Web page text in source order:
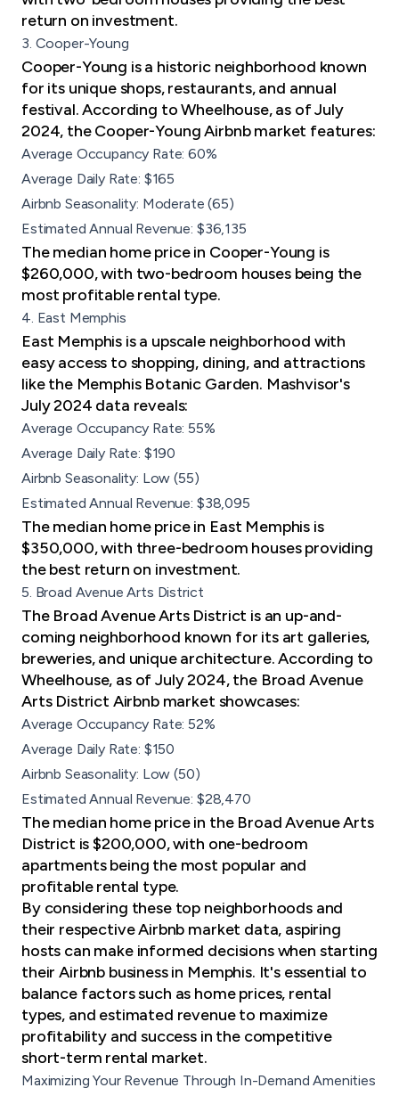
return on investment.
3. Cooper-Young
Cooper-Young is a historic neighborhood known
for its unique shops, restaurants, and annual
festival. According to Wheelhouse, as of July
2024, the Cooper-Young Airbnb market features:
Average Occupancy Rate: 60%
Average Daily Rate: $165
Airbnb Seasonality: Moderate (65)
Estimated Annual Revenue: $36,135
The median home price in Cooper-Young is
$260,000, with two-bedroom houses being the
most profitable rental type.
4. East Memphis
East Memphis is a upscale neighborhood with
easy access to shopping, dining, and attractions
like the Memphis Botanic Garden. Mashvisor's
July 2024 data reveals:
Average Occupancy Rate: 55%
Average Daily Rate: $190
Airbnb Seasonality: Low (55)
Estimated Annual Revenue: $38,095
The median home price in East Memphis is
$350,000, with three-bedroom houses providing
the best return on investment.
5. Broad Avenue Arts District
The Broad Avenue Arts District is an up-and-
coming neighborhood known for its art galleries,
breweries, and unique architecture. According to
Wheelhouse, as of July 2024, the Broad Avenue
Arts District Airbnb market showcases:
Average Occupancy Rate: 52%
Average Daily Rate: $150
Airbnb Seasonality: Low (50)
Estimated Annual Revenue: $28,470
The median home price in the Broad Avenue Arts
District is $200,000, with one-bedroom
apartments being the most popular and
profitable rental type.
By considering these top neighborhoods and
their respective Airbnb market data, aspiring
hosts can make informed decisions when starting
their Airbnb business in Memphis. It's essential to
balance factors such as home prices, rental
types, and estimated revenue to maximize
profitability and success in the competitive
short-term rental market.
Maximizing Your Revenue Through In-Demand Amenities